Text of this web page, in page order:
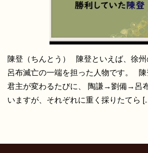
陳登（ちんとう） 陳登といえば、徐州
呂布滅亡の一端を担った人物です。 陳
君主が変わるたびに、 陶謙→劉備→呂
いますが、それぞれに重く採りたてら